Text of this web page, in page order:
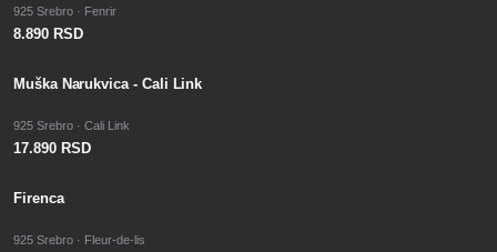
925 Srebro · Fenrir
8.890 RSD
Muška Narukvica - Cali Link
925 Srebro · Cali Link
17.890 RSD
Firenca
925 Srebro · Fleur-de-lis